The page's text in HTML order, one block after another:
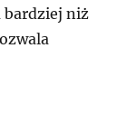
bardziej niż